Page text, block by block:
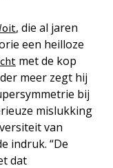
, die al jaren
een heilloze
met de kop
meer zegt hij
bij
mislukking
van
indruk. “De
dat